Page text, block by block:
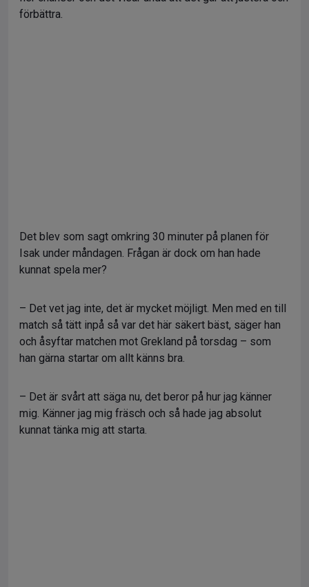
förbättra.
Det blev som sagt omkring 30 minuter på planen för
Isak under måndagen. Frågan är dock om han hade
kunnat spela mer?
– Det vet jag inte, det är mycket möjligt. Men med en till
match så tätt inpå så var det här säkert bäst, säger han
och åsyftar matchen mot Grekland på torsdag – som
han gärna startar om allt känns bra.
– Det är svårt att säga nu, det beror på hur jag känner
mig. Känner jag mig fräsch och så hade jag absolut
kunnat tänka mig att starta.